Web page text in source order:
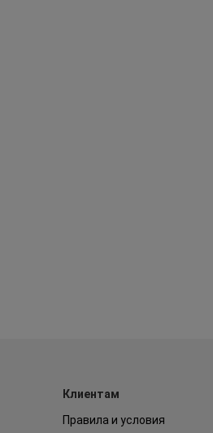
Клиентам
Правила и условия